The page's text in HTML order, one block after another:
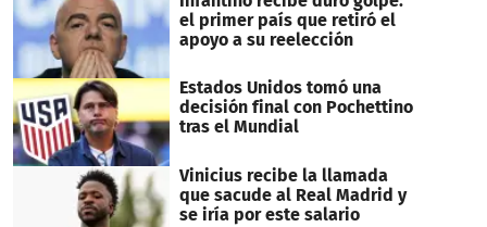
el primer país que retiró el
apoyo a su reelección
Estados Unidos tomó una
decisión final con Pochettino
tras el Mundial
Vinicius recibe la llamada
que sacude al Real Madrid y
se iría por este salario